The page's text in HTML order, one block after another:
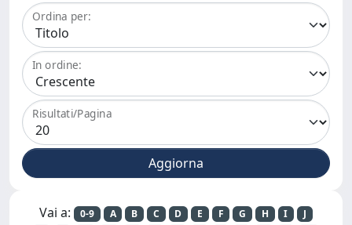
Ordina per:
In ordine:
Risultati/Pagina
Vai a: 0-9 A B C D E F G H I
J